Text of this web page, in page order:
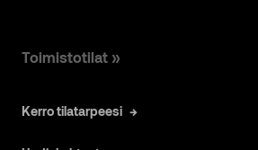
Toimistotilat »
Kerro tilatarpeesi